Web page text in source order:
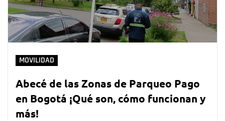
MOVILIDAD
Abecé de las Zonas de Parqueo Pago
en Bogotá ¡Qué son, cómo funcionan y
más!